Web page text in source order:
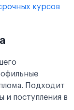
курсов
Подходит
и поступления в